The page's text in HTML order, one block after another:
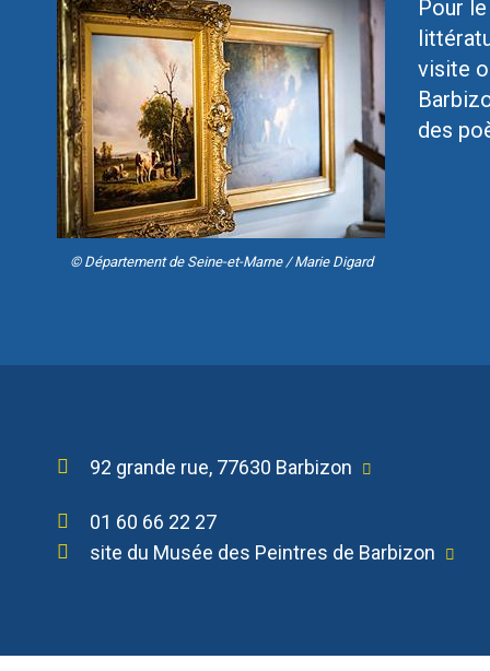
© Département de Seine-et-Marne / Marie Digard
Pour
visite
des
92 grande rue, 77630 Barbizon
01 60 66 22 27
site du Musée des Peintres de Barbizon